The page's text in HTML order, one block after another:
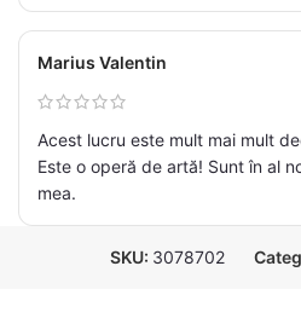
Marius Valentin
Acest lucru este mult mai mult
Este o operă de artă! Sunt în al
mea.
SKU: 3078702